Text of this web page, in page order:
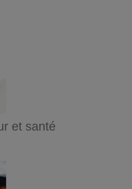
et santé